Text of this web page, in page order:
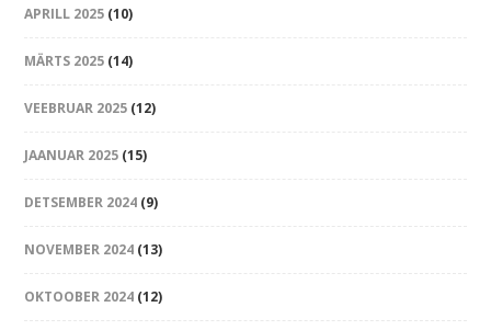
APRILL 2025 (10)
MÄRTS 2025 (14)
VEEBRUAR 2025 (12)
JAANUAR 2025 (15)
DETSEMBER 2024 (9)
NOVEMBER 2024 (13)
OKTOOBER 2024 (12)